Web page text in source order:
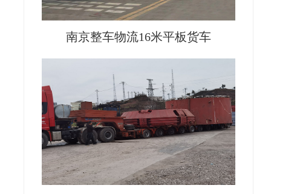
南京整车物流16米平板货车